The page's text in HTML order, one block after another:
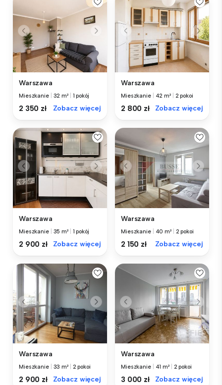
Warszawa
Mieszkanie 32 m² 1 pokój
2 350 zł Zobacz więcej
Warszawa
Mieszkanie 42 m² 2 pokoi
2 800 zł Zobacz więcej
Warszawa
Mieszkanie 35 m² 1 pokój
2 900 zł Zobacz więcej
Warszawa
Mieszkanie 40 m² 2 pokoi
2 150 zł Zobacz więcej
Warszawa
Mieszkanie 33 m² 2 pokoi
2 900 zł Zobacz więcej
Warszawa
Mieszkanie 41 m² 2 pokoi
3 000 zł Zobacz więcej